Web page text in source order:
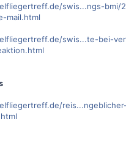
swis...ngs-bmi/
mail.html
swis...te-bei-